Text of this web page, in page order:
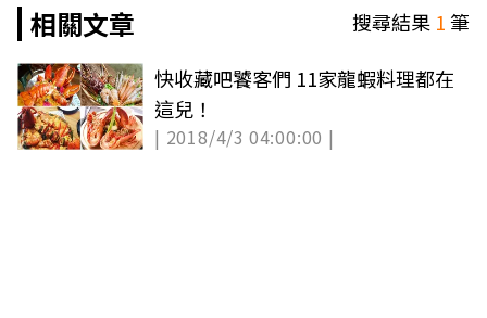
相關文章
搜尋結果 1筆
快收藏吧饕客們 11家龍蝦料理都在
這兒！
| 2018/4/3 04:00:00 |